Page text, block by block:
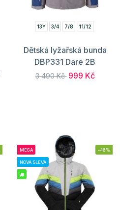
13Y 3/4 7/8 11/12
Dětská lyžařská bunda
DBP331 Dare 2B
3 490 Kč 999 Kč
MEGA
NOVÁ SLEVA
-46%